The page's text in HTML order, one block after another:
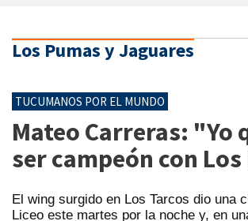
Los Pumas y Jaguares
TUCUMANOS POR EL MUNDO
Mateo Carreras: "Yo
ser campeón con
El wing surgido en Los Tarcos dio una
Liceo este martes por la noche y, en